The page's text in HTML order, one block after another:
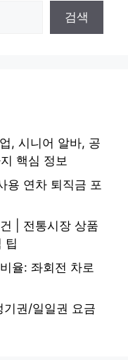
검색
, 시니어 알바, 공
핵심 정보
용 연차 퇴직금 포
| 전통시장 상품
팁
율: 좌회전 차로
권/일일권 요금